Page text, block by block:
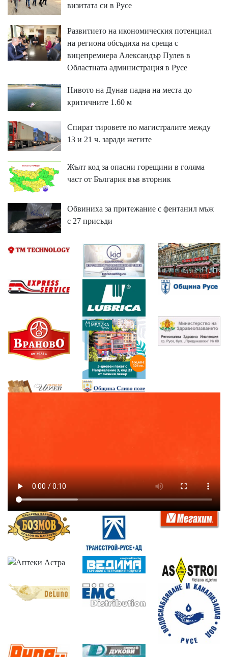
визитата си в Русе
Развитието на икономическия потенциал
на региона обсъдиха на среща с
вицепремиера Александър Пулев в
Областната администрация в Русе
Нивото на Дунав падна на места до
критичните 1.60 м
Спират тировете по магистралите между
13 и 21 ч. заради жегите
Жълт код за опасни горещини в голяма
част от България във вторник
Обвиниха за притежание с фентанил мъж
с 27 присъди